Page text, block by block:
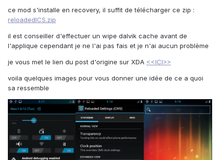
ce mod s'installe en recovery, il suffit de télécharger ce zip :
reloadedICS.zip
il est conseiller d'effectuer un wipe dalvik cache avant de
l'applique cependant je ne l'ai pas fais et je n'ai aucun problème
je vous met le lien du post d'origine sur XDA <<ICI>>
voila quelques images pour vous donner une idée de ce a quoi
sa ressemble